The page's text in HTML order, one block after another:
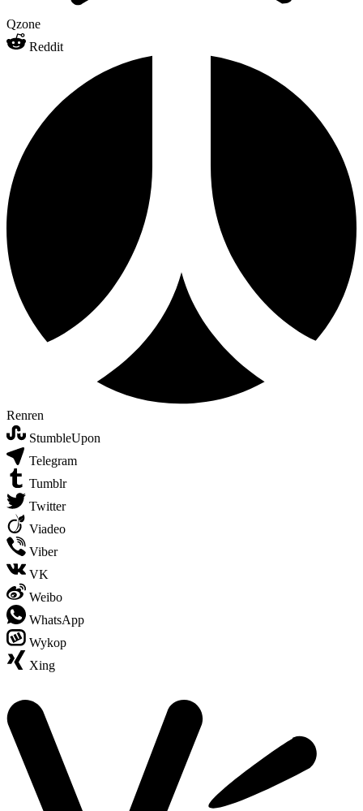
Qzone
Reddit
Renren
StumbleUpon
Telegram
Tumblr
Twitter
Viadeo
Viber
VK
Weibo
WhatsApp
Wykop
Xing